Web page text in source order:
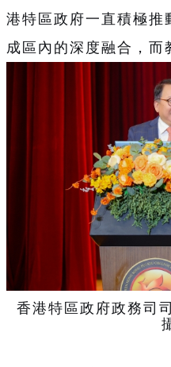
港特區政府一直積極推
成區內的深度融合，而
香港特區政府政務司